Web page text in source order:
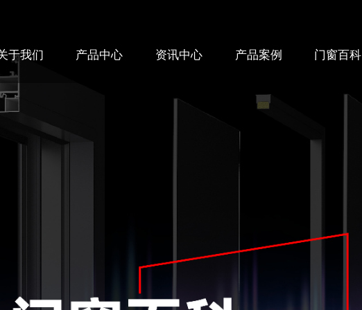
于我们 产品中心 资讯中心 产品案例 门窗百科